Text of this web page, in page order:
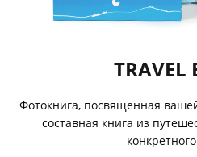
TRAVEL
Фотокнига, посвященная
составная книга из